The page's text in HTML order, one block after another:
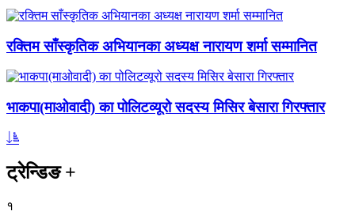
रक्तिम साँस्कृतिक अभियानका अध्यक्ष नारायण शर्मा सम्मानित
भाकपा(माओवादी) का पोलिटव्यूरो सदस्य मिसिर बेसारा गिरफ्तार
ट्रेन्डिङ+
१